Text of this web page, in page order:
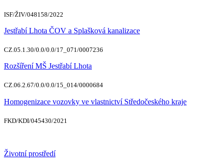
ISF/ŽIV/048158/2022
Jestřabí Lhota ČOV a Splašková kanalizace
CZ.05.1.30/0.0/0.0/17_071/0007236
Rozšíření MŠ Jestřabí Lhota
CZ.06.2.67/0.0/0.0/15_014/0000684
Homogenizace vozovky ve vlastnictví Středočeského kraje
FKD/KDI/045430/2021
Životní prostředí